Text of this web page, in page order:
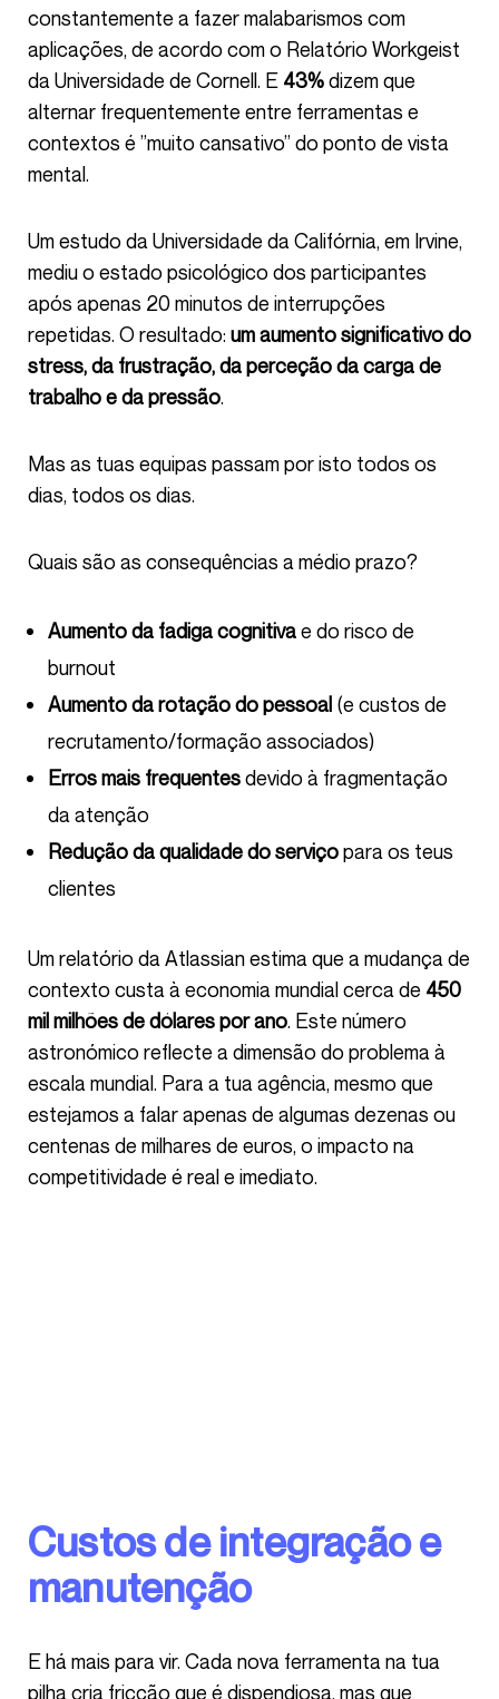
constantemente a fazer malabarismos com
aplicações, de acordo com o Relatório Workgeist
da Universidade de Cornell. E 43%dizem que
alternar frequentemente entre ferramentas e
contextos é ”muito cansativo” do ponto de vista
mental.
Um estudo da Universidade da Califórnia, em Irvine,
mediu o estado psicológico dos participantes
após apenas 20 minutos de interrupções
repetidas. O resultado: um aumento significativo do
stress, da frustração, da perceção da carga de
trabalho e da pressão.
Mas as tuas equipas passam por isto todos os
dias, todos os dias.
Quais são as consequências a médio prazo?
Aumento da fadiga cognitivae do risco de
burnout
Aumento da rotação do pessoal (e custos de
recrutamento/formação associados)
Erros mais frequentesdevido à fragmentação
da atenção
Redução da qualidade do serviçopara os teus
clientes
Um relatório da Atlassian estima que a mudança de
contexto custa à economia mundial cerca de 450
mil milhões de dólares por ano. Este número
astronómico reflecte a dimensão do problema à
escala mundial. Para a tua agência, mesmo que
estejamos a falar apenas de algumas dezenas ou
centenas de milhares de euros, o impacto na
competitividade é real e imediato.
Custos de integração e
manutenção
E há mais para vir. Cada nova ferramenta na tua
pilha cria fricção que é dispendiosa, mas que